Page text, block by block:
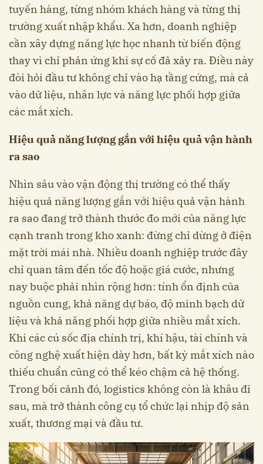
tuyến hàng, từng nhóm khách hàng và từng thị
trường xuất nhập khẩu. Xa hơn, doanh nghiệp
cần xây dựng năng lực học nhanh từ biến động
thay vì chỉ phản ứng khi sự cố đã xảy ra. Điều này
đòi hỏi đầu tư không chỉ vào hạ tầng cứng, mà cả
vào dữ liệu, nhân lực và năng lực phối hợp giữa
các mắt xích.
Hiệu quả năng lượng gắn với hiệu quả vận hành
ra sao
Nhìn sâu vào vận động thị trường có thể thấy
hiệu quả năng lượng gắn với hiệu quả vận hành
ra sao đang trở thành thước đo mới của năng lực
cạnh tranh trong kho xanh: đừng chỉ dừng ở điện
mặt trời mái nhà. Nhiều doanh nghiệp trước đây
chỉ quan tâm đến tốc độ hoặc giá cước, nhưng
nay buộc phải nhìn rộng hơn: tính ổn định của
nguồn cung, khả năng dự báo, độ minh bạch dữ
liệu và khả năng phối hợp giữa nhiều mắt xích.
Khi các cú sốc địa chính trị, khí hậu, tài chính và
công nghệ xuất hiện dày hơn, bất kỳ mắt xích nào
thiếu chuẩn cũng có thể kéo chậm cả hệ thống.
Trong bối cảnh đó, logistics không còn là khâu đi
sau, mà trở thành công cụ tổ chức lại nhịp độ sản
xuất, thương mại và đầu tư.